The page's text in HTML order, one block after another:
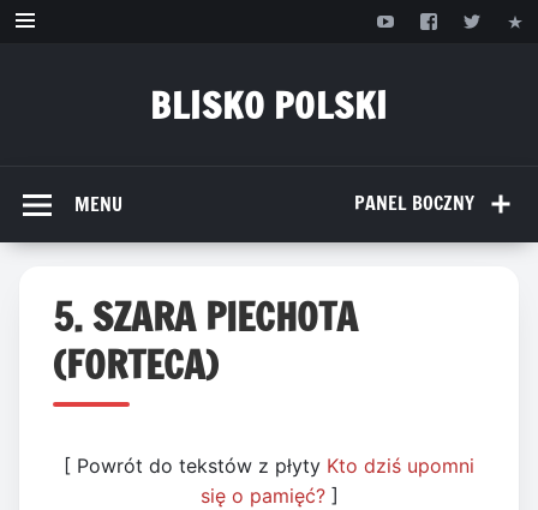
Przejdź
BLISKO POLSKI
PANEL BOCZNY
MENU
5. SZARA PIECHOTA
(FORTECA)
[ Powrót do tekstów z płyty Kto dziś upomni
się o pamięć?]